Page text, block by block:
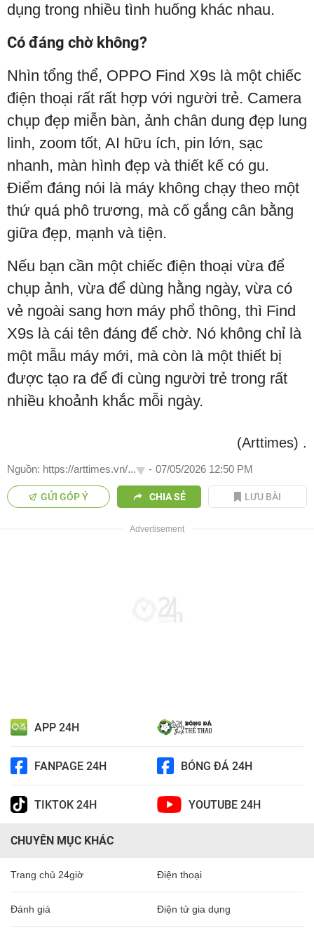
dụng trong nhiều tình huống khác nhau.
Có đáng chờ không?
Nhìn tổng thể, OPPO Find X9s là một chiếc
điện thoại rất rất hợp với người trẻ. Camera
chụp đẹp miễn bàn, ảnh chân dung đẹp lung
linh, zoom tốt, AI hữu ích, pin lớn, sạc
nhanh, màn hình đẹp và thiết kế có gu.
Điểm đáng nói là máy không chạy theo một
thứ quá phô trương, mà cố gắng cân bằng
giữa đẹp, mạnh và tiện.
Nếu bạn cần một chiếc điện thoại vừa để
chụp ảnh, vừa để dùng hằng ngày, vừa có
vẻ ngoài sang hơn máy phổ thông, thì Find
X9s là cái tên đáng để chờ. Nó không chỉ là
một mẫu máy mới, mà còn là một thiết bị
được tạo ra để đi cùng người trẻ trong rất
nhiều khoảnh khắc mỗi ngày.
(Arttimes) .
Nguồn: https://arttimes.vn/... - 07/05/2026 12:50 PM
GỬI GÓP Ý CHIA SẺ LƯU BÀI
APP 24H
FANPAGE 24H BÓNG ĐÁ 24H
TIKTOK 24H YOUTUBE 24H
CHUYÊN MỤC KHÁC
Trang chủ 24giờ Điện thoại
Đánh giá Điện tử gia dụng